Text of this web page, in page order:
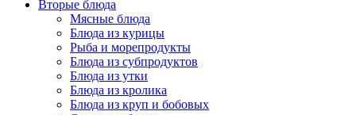
Вторые блюда
Мясные блюда
Блюда из курицы
Рыба и морепродукты
Блюда из субпродуктов
Блюда из утки
Блюда из кролика
Блюда из круп и бобовых